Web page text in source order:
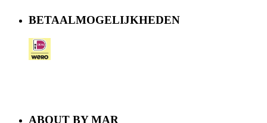
BETAALMOGELIJKHEDEN
ABOUT BY MAR